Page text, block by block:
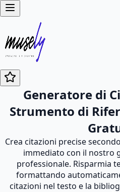
Generatore di
Strumento di
Crea citazioni precise
immediato con il nostro
professionale. Risparmia
formattando
citazioni nel testo e la